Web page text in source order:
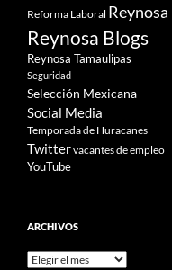
Reforma Laboral Reynosa
Reynosa Blogs
Reynosa Tamaulipas
Seguridad
Selección Mexicana
Social Media
Temporada de Huracanes
Twittervacantes de empleo
YouTube
ARCHIVOS
Archivos